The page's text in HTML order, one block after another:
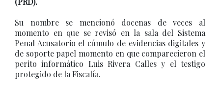
Su nombre se mencionó docenas de veces al
momento en que se revisó en la sala del Sistema
Penal Acusatorio el cúmulo de evidencias digitales y
de soporte papel momento en que comparecieron el
perito informático Luis Rivera Calles y el testigo
protegido de la Fiscalía.